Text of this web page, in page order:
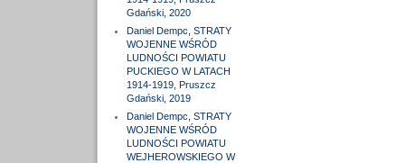
Gdański, 2020
Daniel Dempc, STRATY
WOJENNE WŚRÓD
LUDNOŚCI POWIATU
PUCKIEGO W LATACH
1914-1919, Pruszcz
Gdański, 2019
Daniel Dempc, STRATY
WOJENNE WŚRÓD
LUDNOŚCI POWIATU
WEJHEROWSKIEGO W